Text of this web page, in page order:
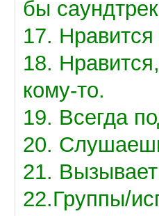
бы
17.
18.
кому-то.
19. Всегда
20.
21.
22.Группы/